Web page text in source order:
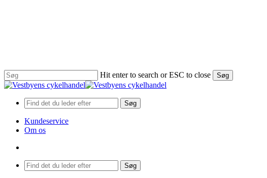
Hit enter to search or ESC to close Søg
Close
Søg
Kundeservice
Om os
Menu
Søg